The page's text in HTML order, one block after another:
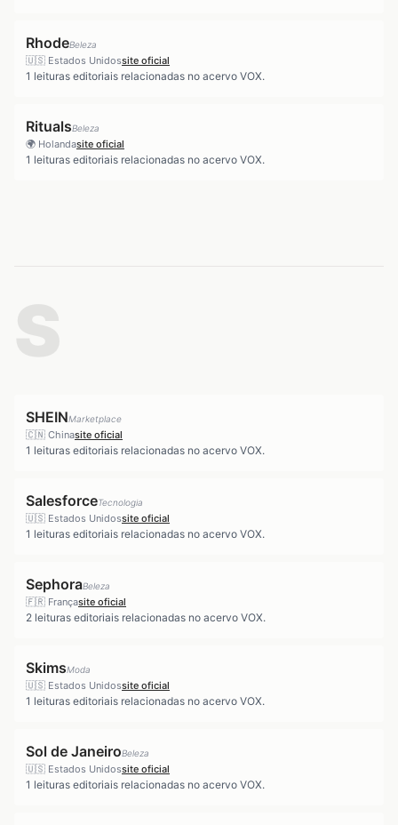
RhodeBeleza
🇺🇸 Estados Unidossite oficial
1 leituras editoriais relacionadas no acervo VOX.
RitualsBeleza
🌍 Holandasite oficial
1 leituras editoriais relacionadas no acervo VOX.
SHEINMarketplace
🇨🇳 Chinasite oficial
1 leituras editoriais relacionadas no acervo VOX.
SalesforceTecnologia
🇺🇸 Estados Unidossite oficial
1 leituras editoriais relacionadas no acervo VOX.
SephoraBeleza
🇫🇷 Françasite oficial
2 leituras editoriais relacionadas no acervo VOX.
SkimsModa
🇺🇸 Estados Unidossite oficial
1 leituras editoriais relacionadas no acervo VOX.
Sol de JaneiroBeleza
🇺🇸 Estados Unidossite oficial
1 leituras editoriais relacionadas no acervo VOX.